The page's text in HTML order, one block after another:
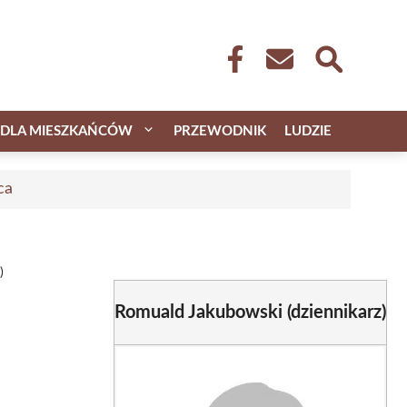
DLA MIESZKAŃCÓW PRZEWODNIK LUDZIE
Romuald Jakubowski (dziennikarz)